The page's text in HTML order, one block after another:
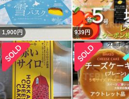
1,900円 939円